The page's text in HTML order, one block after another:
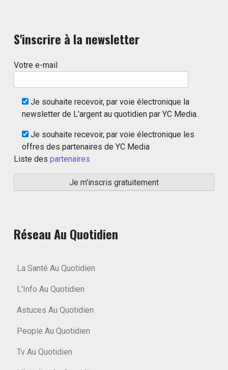
S'inscrire à la newsletter
Votre e-mail
Je souhaite recevoir, par voie électronique la
newsletter de L'argent au quotidien par YC Media.
Je souhaite recevoir, par voie électronique les
offres des partenaires de YC Media
Liste des partenaires
Réseau Au Quotidien
La Santé Au Quotidien
L'Info Au Quotidien
Astuces Au Quotidien
People Au Quotidien
Tv Au Quotidien